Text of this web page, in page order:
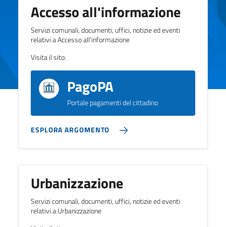
Accesso all'informazione
Servizi comunali, documenti, uffici, notizie ed eventi
relativi a Accesso all'informazione
Visita il sito:
PagoPA
Portale pagamenti del cittadino
ESPLORA ARGOMENTO
Urbanizzazione
Servizi comunali, documenti, uffici, notizie ed eventi
relativi a Urbanizzazione